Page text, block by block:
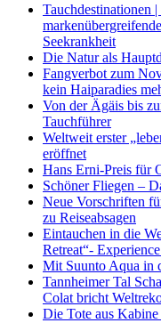
Tauchdestinationen
Seekrankheit
Die Natur als
Fangverbot zum
kein Haiparadies
Von der Ägäis bis
Tauchführer
Weltweit erster
eröffnet
Hans Erni-Preis für
Schöner Fliegen –
Neue Vorschriften
zu Reiseabsagen
Eintauchen in die
Retreat“-
Mit Suunto Aqua in
Tannheimer Tal
Colat bricht
Die Tote aus Kabine